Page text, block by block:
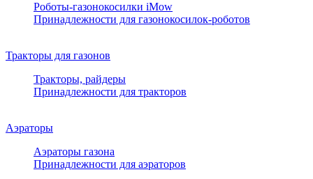
Роботы-газонокосилки iMow
Принадлежности для газонокосилок-роботов
Тракторы для газонов
Тракторы, райдеры
Принадлежности для тракторов
Аэраторы
Аэраторы газона
Принадлежности для аэраторов